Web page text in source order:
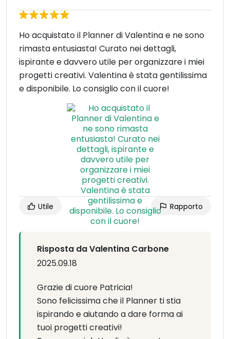
Ho acquistato il Planner di Valentina e ne sono
rimasta entusiasta! Curato nei dettagli,
ispirante e davvero utile per organizzare i miei
progetti creativi. Valentina è stata gentilissima
e disponibile. Lo consiglio con il cuore!
Utile Rapporto
Risposta da Valentina Carbone
2025.09.18
Grazie di cuore Patricia!
Sono felicissima che il Planner ti stia
ispirando e aiutando a dare forma ai
tuoi progetti creativi!